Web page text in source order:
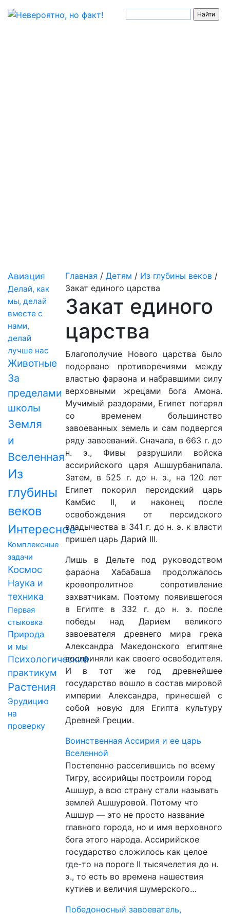
Авиация
Делай, как
мы, делай
вместе с
нами,
делай
лучше нас
Животные
За
пределами
школы
Земля
и
Вселенная
Из
глубины
веков
Интересное
Комплексные
задачи
Космос
Наука и
техника
Первая
стыковка
Природа
и мы
Психологический
практикум
Растения
Эрудицию
на
проверку
Главная / Детям / Из глубины веков /
Закат единого царства
Закат единого
царства
Благополучие Нового царства было
подорвано противоречиями между
властью фараона и набравшими силу
верховными жрецами бога Амона.
Мучимый раздорами, Египет потерял
со временем большинство
завоеванных земель и сам подвергся
ряду завоеваний. Сначала, в 663 г. до
н. э., Фивы разрушили войска
ассирийского царя Ашшурбанипала.
Затем, в 525 г. до н. э., на 120 лет
Египет покорил персидский царь
Камбис II, и наконец после
освобождения от персидского
владычества в 341 г. до н. э. к власти
пришел царь Дарий III.
Лишь в Дельте под руководством
фараона Хабабаша продолжалось
кровопролитное сопротивление
захватчикам. Поэтому появившегося
в Египте в 332 г. до н. э. после
победы над Дарием великого
завоевателя древнего мира грека
Александра Македонского египтяне
восприняли как своего освободителя.
И в тот же год древнейшее
государство вошло в состав мировой
империи Александра, принесшей с
собой новую для Египта культуру
Древней Греции.
Воинственная Ассирия и ее царь
Вселенной
Постепенно расселившись по всему
Тигру, ассирийцы построили город
Ашшур, а всю страну стали называть
землей Ашшуровой. Потому что
Ашшур — это не просто название
главного города, но и имя верховного
бога этого народа. Ассирийское
государство сложилось как целое
где-то на пороге II тысячелетия до н.
э., то есть во времена нашествия
кутиев и величия шумерского…
Победоносный завоеватель,